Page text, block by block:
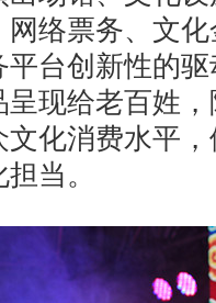
络票务、文
台创新性的
现给老百姓
化消费水平
当。